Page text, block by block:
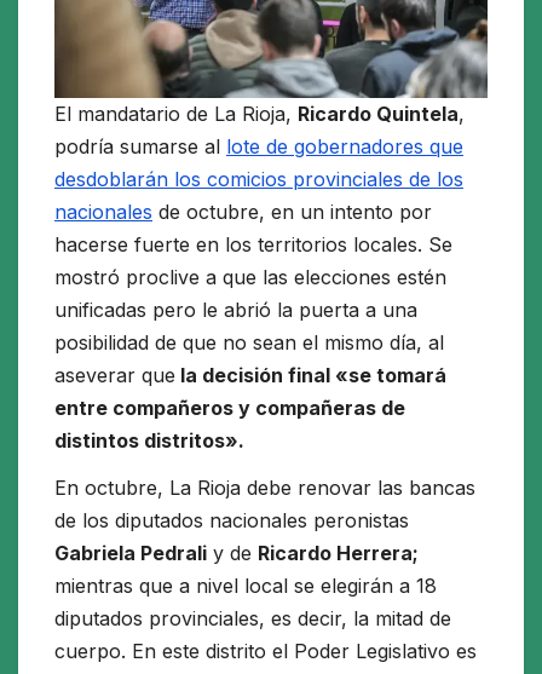
El mandatario de La Rioja, Ricardo Quintela,
podría sumarse al lote de gobernadores que
desdoblarán los comicios provinciales de los
nacionales de octubre, en un intento por
hacerse fuerte en los territorios locales. Se
mostró proclive a que las elecciones estén
unificadas pero le abrió la puerta a una
posibilidad de que no sean el mismo día, al
aseverar que la decisión final «se tomará
entre compañeros y compañeras de
distintos distritos».
En octubre, La Rioja debe renovar las bancas
de los diputados nacionales peronistas
Gabriela Pedrali y de Ricardo Herrera;
mientras que a nivel local se elegirán a 18
diputados provinciales, es decir, la mitad de
cuerpo. En este distrito el Poder Legislativo es